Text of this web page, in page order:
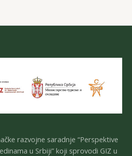
razvojne saradnje “Perspektive
u Srbiji” koji sprovodi GIZ u